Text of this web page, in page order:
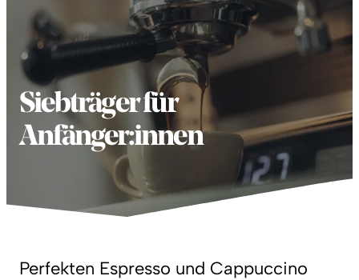
Siebträger für
Anfänger:innen
Perfekten Espresso und Cappuccino